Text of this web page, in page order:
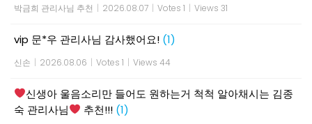
박금희 관리사님 추천 | 2026.08.07 | Votes 1 | Views 31
vip 문*우 관리사님 감사했어요! (1)
신손 | 2026.08.06 | Votes 1 | Views 44
신생아 울음소리만 들어도 원하는거 척척 알아채시는 김종
숙 관리사님
추천!!! (1)